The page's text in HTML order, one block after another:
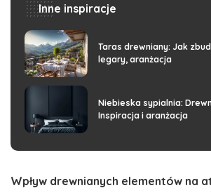
Inne inspiracje
Taras drewniany: Jak
legary, aranżacja
Niebieska sypialnia:
Inspiracja i aranżacja
Wpływ drewnianych elementów na